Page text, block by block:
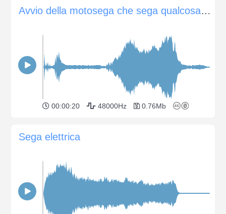
Avvio della motosega che sega qualcosa e si spegne rapidamente
00:00:20 48000Hz 0.76Mb
Sega elettrica